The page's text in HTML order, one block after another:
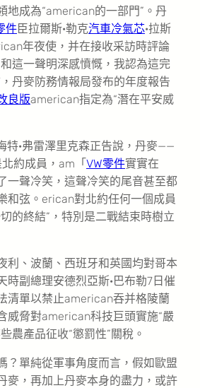
地成為“american的一部門”。丹
件臣拉爾斯·勒克汽車冷氣芯·拉斯
年夜使，并在接收采訪時評論
這一聲明深感憤慨，我認為這完
丹麥防務情報局發布的年度報告
良版american指定為“潛在平安威
特·弗雷澤里克森正告說，丹麥——
約成員，am「 VW零件實實在
一聲冷笑，這聲冷笑的尾音甚至都
和弦。erican對北約任何一個成員
的終結”，特別是二戰結束時樹立
利、波蘭、西班牙和英國均對哥本
時副總理安德烈亞斯·巴布勒7日催
清單以禁止american吞并格陵蘭
威脅對american科技巨頭實施“嚴
農產品征收“懲罰性”關稅。
？單純從軍事角度而言，假如歐盟
麥，再加上丹麥本身的盡力，或許